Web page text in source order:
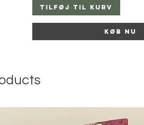
Tilføj til kurv
Køb nu